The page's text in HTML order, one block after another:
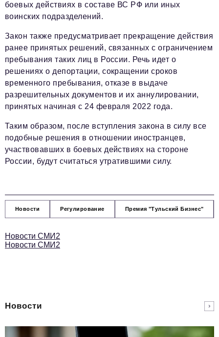
боевых действиях в составе ВС РФ или иных
воинских подразделений.
Закон также предусматривает прекращение действия
ранее принятых решений, связанных с ограничением
пребывания таких лиц в России. Речь идет о
решениях о депортации, сокращении сроков
временного пребывания, отказе в выдаче
разрешительных документов и их аннулировании,
принятых начиная с 24 февраля 2022 года.
Таким образом, после вступления закона в силу все
подобные решения в отношении иностранцев,
участвовавших в боевых действиях на стороне
России, будут считаться утратившими силу.
Новости Регулирование Премия "Тульский Бизнес"
Новости СМИ2
Новости СМИ2
Новости